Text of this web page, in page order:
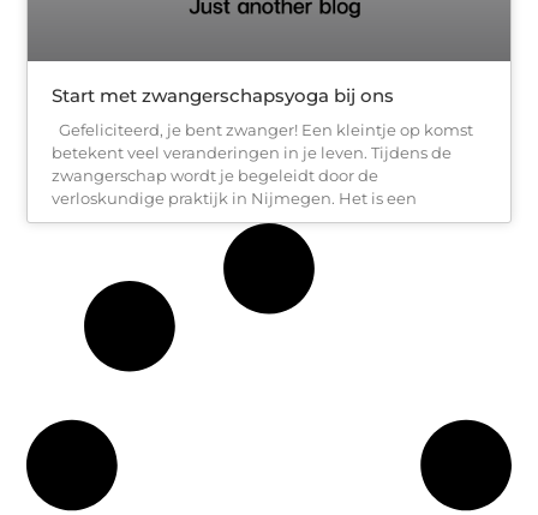
Start met zwangerschapsyoga bij ons
Gefeliciteerd, je bent zwanger! Een kleintje op komst
betekent veel veranderingen in je leven. Tijdens de
zwangerschap wordt je begeleidt door de
verloskundige praktijk in Nijmegen. Het is een